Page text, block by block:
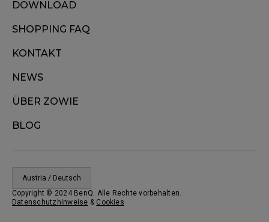
DOWNLOAD
SHOPPING FAQ
KONTAKT
NEWS
ÜBER ZOWIE
BLOG
Austria / Deutsch
Copyright © 2024 BenQ. Alle Rechte vorbehalten.
Datenschutzhinweise & Cookies